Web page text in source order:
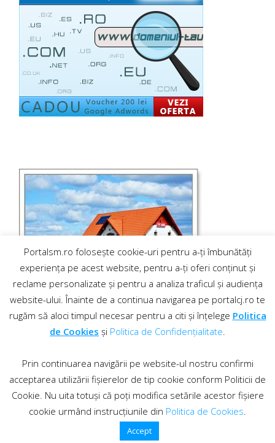
Contact·Regulament comentarii
© 2019 PortalCJ.ro. Toate drepturile sunt rezervate.
Portalsm.ro folosește cookie-uri pentru a-ți îmbunătăți
experiența pe acest website, pentru a-ți oferi conținut și
reclame personalizate și pentru a analiza traficul și audiența
website-ului. Înainte de a continua navigarea pe portalcj.ro te
rugăm să aloci timpul necesar pentru a citi și înțelege Politica
de Cookies și Politica de Confidențialitate.
Prin continuarea navigării pe website-ul nostru confirmi
acceptarea utilizării fișierelor de tip cookie conform Politicii de
Cookie. Nu uita totuși că poți modifica setările acestor fișiere
cookie urmând instrucțiunile din Politica de Cookies.
Accept